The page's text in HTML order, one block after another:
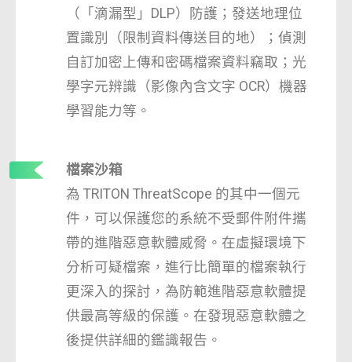
（「滴漏型」DLP）防護；發送地理位
置識別（限制資料傳送目的地）；偵測
自訂加密上傳和密碼檔案資料竊取；光
學字元辨識（影像內含文字 OCR）機器
學習能力等。
檔案沙箱
為 TRITON ThreatScope 的其中一個元
件，可以保護您的系統不受郵件附件攜
帶的進階惡意軟體威脅。在虛擬環境下
分析可疑檔案，進行比簡單的檔案執行
更深入的探討，為防範進階惡意軟體提
供最高等級的保護。在發現惡意軟體之
後提供詳細的鑑識報告。